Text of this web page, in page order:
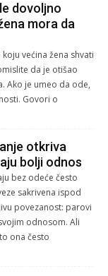
dovoljno
mora da
većina žena shvati
da je otišao
Ako je umeo da ode,
Govori o
otkriva
bolji odnos
bez odeće često
sakrivena ispod
povezanost: parovi
odnosom. Ali
ona često